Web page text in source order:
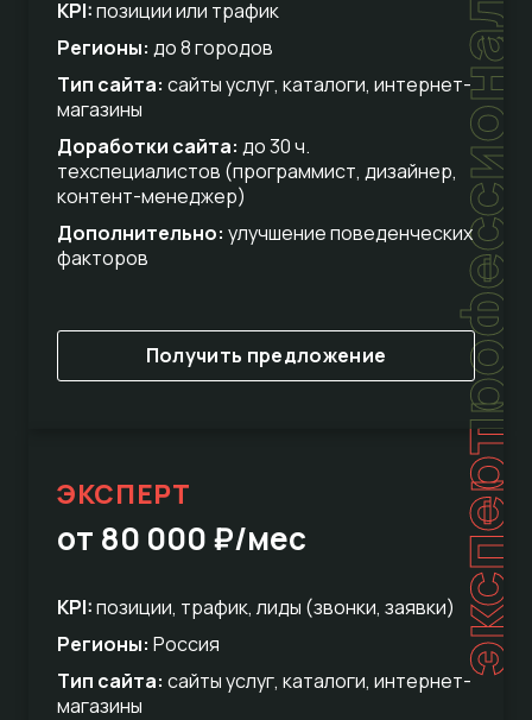
профессиональный
KPI:позиции или трафик
Регионы: до 8 городов
Тип сайта: сайты услуг, каталоги, интернет-
магазины
Доработки сайта: до 30 ч.
техспециалистов (программист, дизайнер,
контент-менеджер)
Дополнительно: улучшение поведенческих
факторов
Получить предложение
эксперт
ЭКСПЕРТ
от 80 000 ₽/мес
KPI:позиции, трафик, лиды (звонки, заявки)
Регионы: Россия
Тип сайта: сайты услуг, каталоги, интернет-
магазины